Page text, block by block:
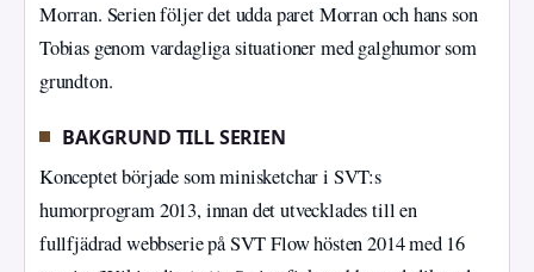
Morran. Serien följer det udda paret Morran och hans son
Tobias genom vardagliga situationer med galghumor som
grundton.
BAKGRUND TILL SERIEN
Konceptet började som minisketchar i SVT:s
humorprogram 2013, innan det utvecklades till en
fullfjädrad webbserie på SVT Flow hösten 2014 med 16